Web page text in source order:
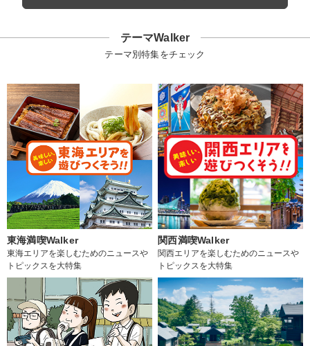
テーマWalker
テーマ別特集をチェック
東海満喫Walker
東海エリアを楽しむためのニュースや
トピックスを大特集
関西満喫Walker
関西エリアを楽しむためのニュースや
トピックスを大特集